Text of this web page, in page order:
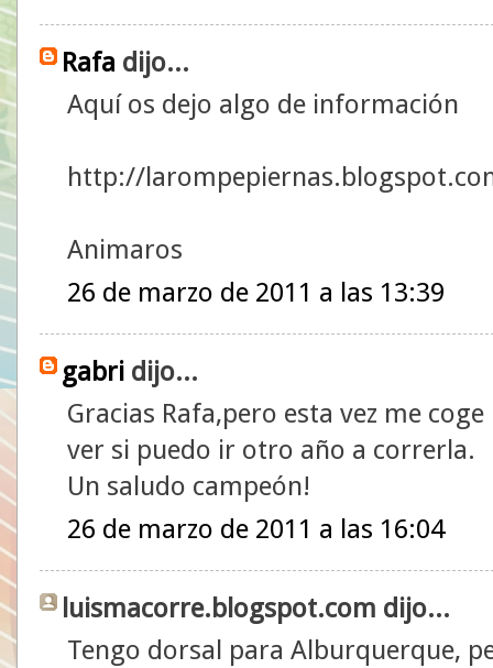
Rafa dijo...
Aquí os dejo algo de información
http://
Animaros
26 de marzo de 2011 a las 13:39
gabri dijo...
Gracias Rafa,pero esta vez me
ver si puedo ir otro año a correrla.
Un saludo campeón!
26 de marzo de 2011 a las 16:04
luismacorre.blogspot.com dijo...
Tengo dorsal para Alburquerque,